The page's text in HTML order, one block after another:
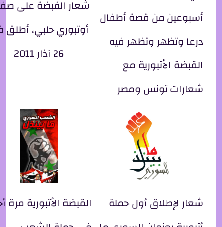
أسبوعين من قصة أطفال
درعا وتظهر وتظهر فيه
القبضة الأتبورية مع
شعارات تونس ومصر
شعار القبضة على
أوتبوري حلبي،
26 آذار 2011
شعار لإطلاق أول حملة
القبضة الأتبورية مرة